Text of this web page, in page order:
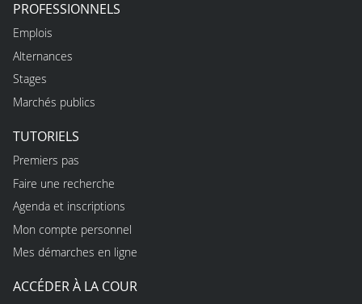
PROFESSIONNELS
Emplois
Alternances
Stages
Marchés publics
TUTORIELS
Premiers pas
Faire une recherche
Agenda et inscriptions
Mon compte personnel
Mes démarches en ligne
ACCÉDER À LA COUR